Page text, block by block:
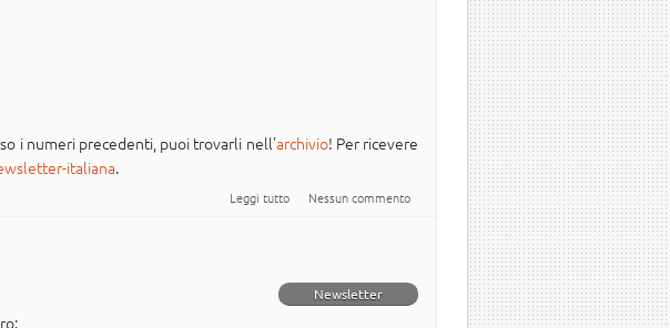
i numeri precedenti, puoi trovarli nell'archivio! Per ricevere
italiana.
Leggi tutto su Newsletter Italiana #Ubuntu - 2025.009
Nessun commento
Newsletter